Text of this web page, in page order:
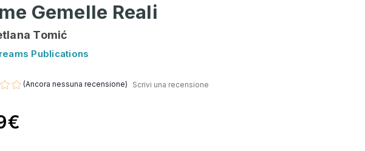
Gemelle Reali
Tomić
Publications
(Ancora nessuna recensione) Scrivi una recensione